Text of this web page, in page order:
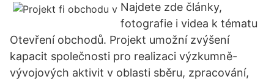
Najdete zde články,
fotografie i videa k tématu
Otevření obchodů. Projekt umožní zvýšení
kapacit společnosti pro realizaci výzkumně-
vývojových aktivit v oblasti sběru, zpracování,